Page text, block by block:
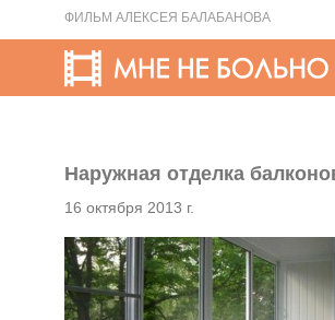
ФИЛЬМ АЛЕКСЕЯ БАЛАБАНОВА
Наружная отделка
16 октября 2013 г.